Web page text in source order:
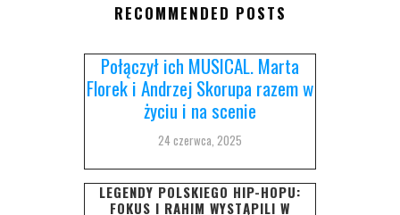
RECOMMENDED POSTS
Połączył ich MUSICAL. Marta
Florek i Andrzej Skorupa razem w
życiu i na scenie
24 czerwca, 2025
LEGENDY POLSKIEGO HIP-HOPU:
FOKUS I RAHIM WYSTĄPILI W